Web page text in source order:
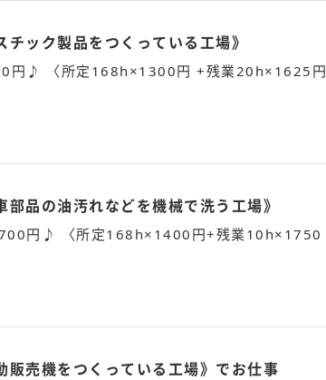
ック製品をつくっている工場》
円♪ 〈所定168h×1300円 +残業20h×1625円
品の油汚れなどを機械で洗う工場》
円♪ 〈所定168h×1400円+残業10h×1750
売機をつくっている工場》でお仕事